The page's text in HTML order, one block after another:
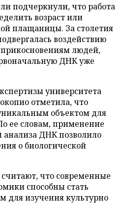
подчеркнули, что работа
возраст или
плащаницы. За столетия
воздействию
людей,
ДНК уже
университета
отметила, что
объектом для
ее словам, применение
ДНК позволило
о биологической
что современные
способны стать
для изучения культурно